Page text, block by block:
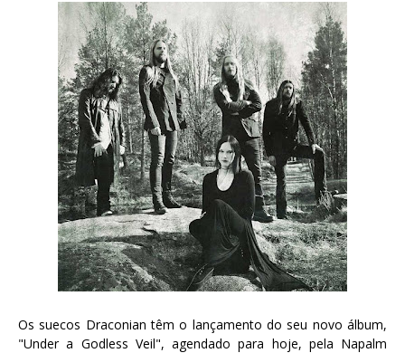
Os suecos Draconian têm o lançamento do seu novo álbum,
"Under a Godless Veil", agendado para hoje, pela Napalm